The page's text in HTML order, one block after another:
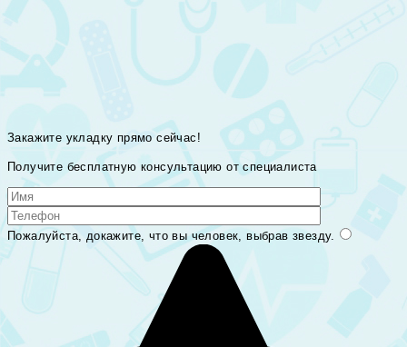
Закажите укладку прямо сейчас!
Получите бесплатную консультацию от специалиста
Пожалуйста, докажите, что вы человек, выбрав звезду.